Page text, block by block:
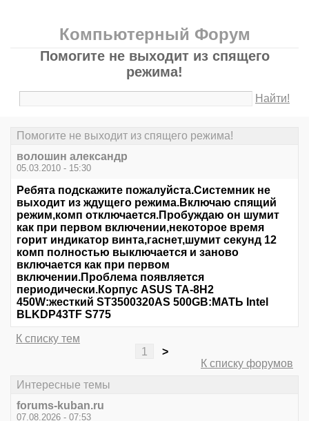
Компьютерный Форум
Помогите не выходит из спящего
режима!
Найти!
Помогите не выходит из спящего режима!
волошин александр
05.03.2010 - 15:30
Ребята подскажите пожалуйста.Системник не
выходит из ждущего режима.Включаю спящий
режим,комп отключается.Пробуждаю он шумит
как при первом включении,некоторое время
горит индикатор винта,гаснет,шумит секунд 12
комп полностью выключается и заново
включается как при первом
включении.Проблема появляется
периодически.Корпус ASUS TA-8H2
450W:жесткий ST3500320AS 500GB:МАТЬ Intel
BLKDP43TF S775
К списку тем
1
>
К списку форумов
Интересные темы
forums-kuban.ru
07.08.2026 - 07:53